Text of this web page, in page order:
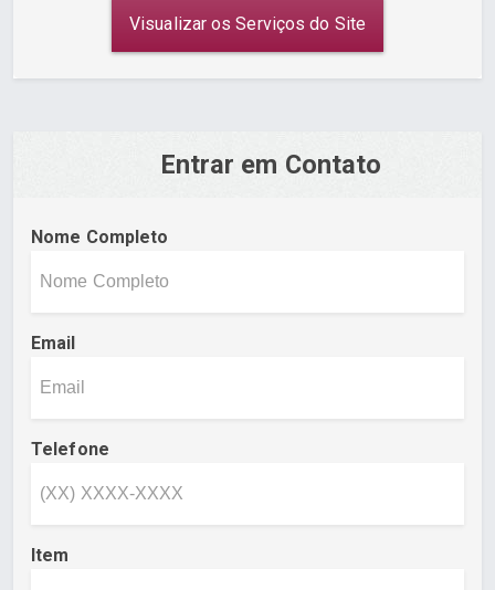
Visualizar os Serviços do Site
Entrar em Contato
Nome Completo
Email
Telefone
Item